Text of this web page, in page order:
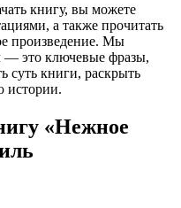
книгу, вы можете
а также прочитать
произведение. Мы
— это ключевые фразы,
суть книги, раскрыть
истории.
«Нежное